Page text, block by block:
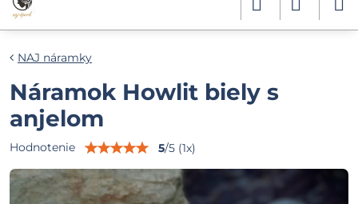
NAJ náramky
Náramok Howlit biely s
anjelom
Hodnotenie 5/5 (1x)